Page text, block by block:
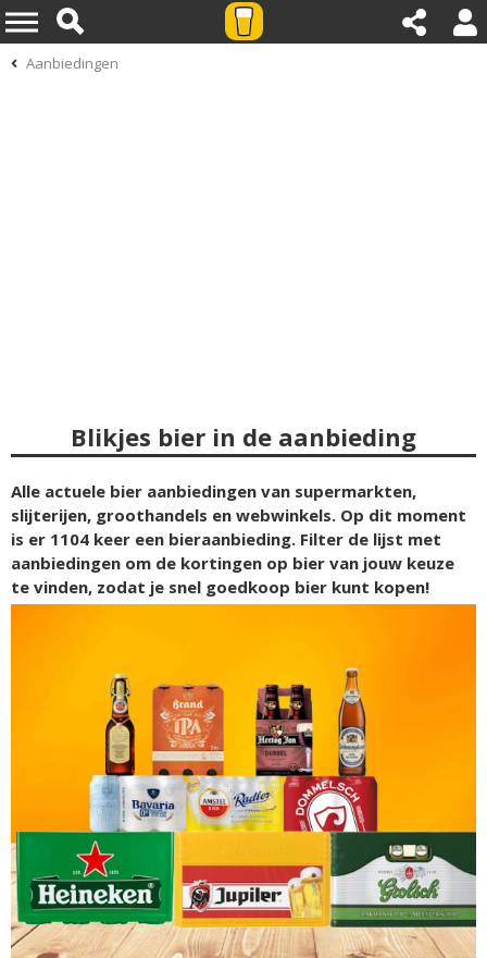
Aanbiedingen
Blikjes bier in de aanbieding
Alle actuele bier aanbiedingen van supermarkten,
slijterijen, groothandels en webwinkels. Op dit moment
is er 1104 keer een bieraanbieding. Filter de lijst met
aanbiedingen om de kortingen op bier van jouw keuze
te vinden, zodat je snel goedkoop bier kunt kopen!